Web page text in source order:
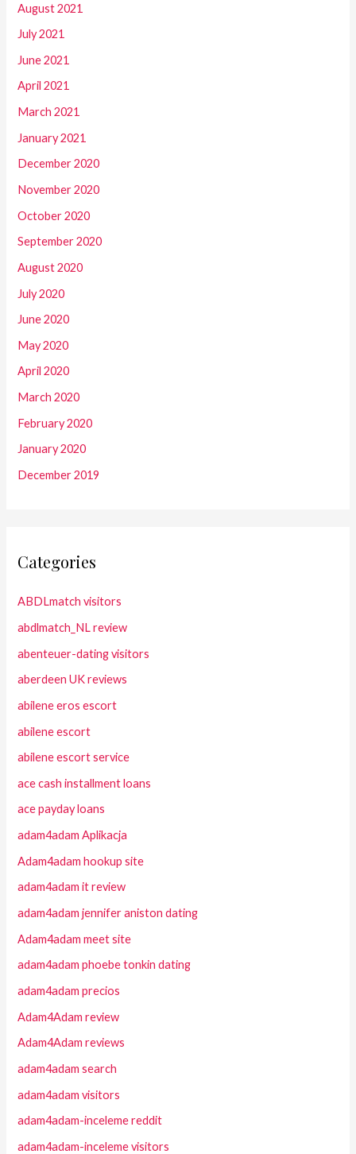
August 2021
July 2021
June 2021
April 2021
March 2021
January 2021
December 2020
November 2020
October 2020
September 2020
August 2020
July 2020
June 2020
May 2020
April 2020
March 2020
February 2020
January 2020
December 2019
Categories
ABDLmatch visitors
abdlmatch_NL review
abenteuer-dating visitors
aberdeen UK reviews
abilene eros escort
abilene escort
abilene escort service
ace cash installment loans
ace payday loans
adam4adam Aplikacja
Adam4adam hookup site
adam4adam it review
adam4adam jennifer aniston dating
Adam4adam meet site
adam4adam phoebe tonkin dating
adam4adam precios
Adam4Adam review
Adam4Adam reviews
adam4adam search
adam4adam visitors
adam4adam-inceleme reddit
adam4adam-inceleme visitors